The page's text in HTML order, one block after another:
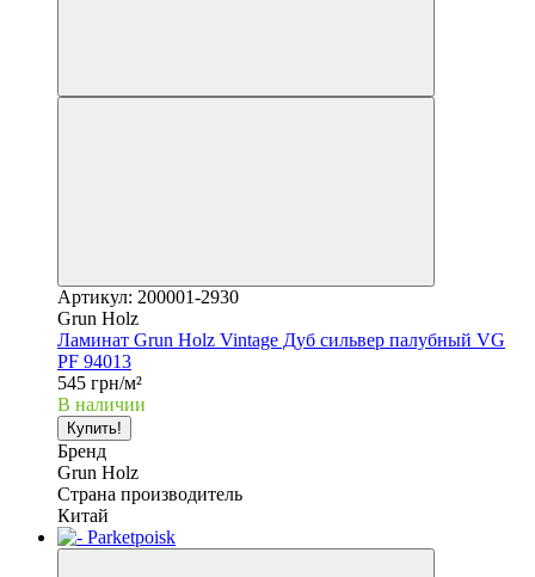
Артикул: 200001-2930
Grun Holz
Ламинат Grun Holz Vintage Дуб сильвер палубный VG
PF 94013
545 грн/м²
В наличии
Купить!
Бренд
Grun Holz
Страна производитель
Китай